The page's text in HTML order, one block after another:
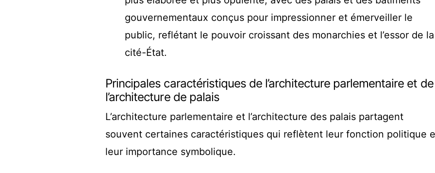
gouvernementaux conçus pour impressionner et émerveiller le
public, reflétant le pouvoir croissant des monarchies et l’essor de la
cité-État.
Principales caractéristiques de l’architecture parlementaire et de
l’architecture de palais
L’architecture parlementaire et l’architecture des palais partagent
souvent certaines caractéristiques qui reflètent leur fonction politique
leur importance symbolique.